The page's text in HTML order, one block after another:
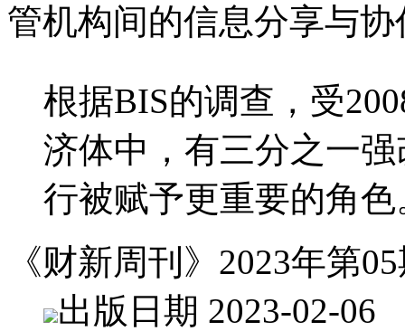
管机构间的信息分享与协
根据BIS的调查，受
济体中，有三分之一
行被赋予更重要的角色
《财新周刊》2023年第
出版日期 2023-02-06